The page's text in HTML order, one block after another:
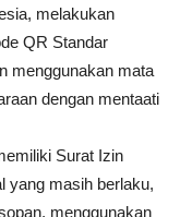
melakukan
QR Standar
menggunakan mata
dengan mentaati
Surat Izin
yang masih berlaku,
menggunakan